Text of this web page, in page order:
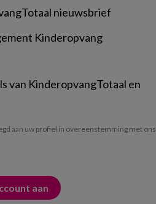
nieuwsbrief
Kinderopvang
van KinderopvangTotaal en
aan uw profiel in overeenstemming met ons